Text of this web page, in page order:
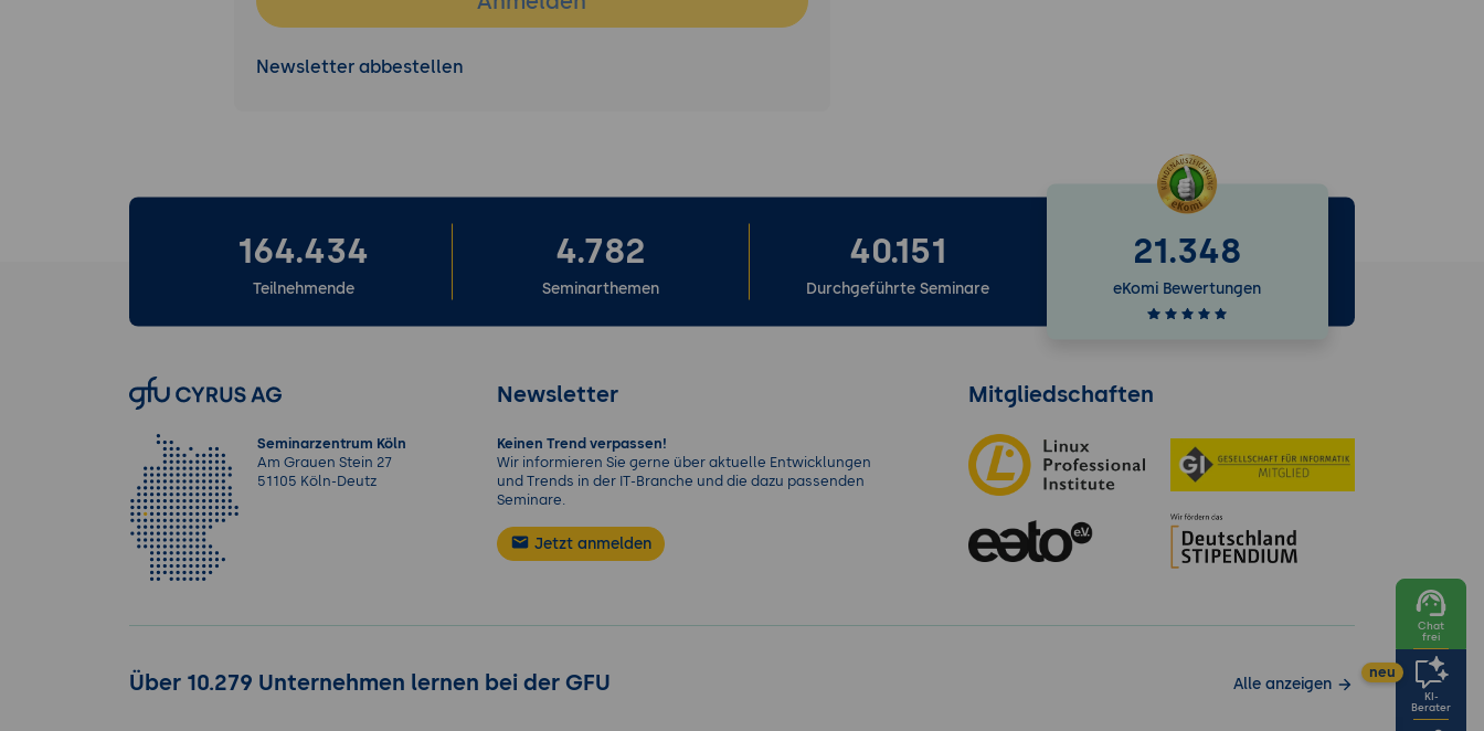
Newsletter abbestellen
164.434
Teilnehmende
4.782
Seminarthemen
40.151
Durchgeführte Seminare
21.348
eKomi Bewertungen
Seminarzentrum Köln
Am Grauen Stein 27
51105 Köln-Deutz
Newsletter
Keinen Trend verpassen!
Wir informieren Sie gerne über aktuelle Entwicklungen
und Trends in der IT-Branche und die dazu passenden
Seminare.
Jetzt anmelden
Mitgliedschaften
Über 10.279 Unternehmen lernen bei der GFU Alle anzeigen
Chat
frei
KI-
Berater
neu